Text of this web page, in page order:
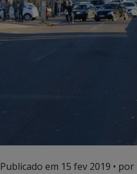
Publicado em 15 fev 2019 •